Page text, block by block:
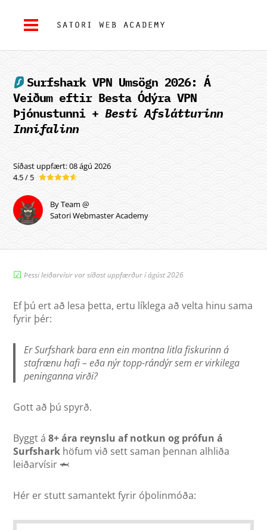
Surfshark VPN Umsögn 2026: Á
Veiðum eftir Besta Ódýra VPN
Þjónustunni +Besti Afslátturinn
Innifalinn
Síðast uppfært: 08 ágú 2026
4.5 / 5
By Team @
Satori Webmaster Academy
☑︎ Þessi leiðarvísir var síðast uppfærður í ágúst 2026
Ef þú ert að lesa þetta, ertu líklega að velta hinu sama
fyrir þér:
Er Surfshark bara enn ein montna litla fiskurinn á
stafrænu hafi – eða nýr topp-rándýr sem er virkilega
peninganna virði?
Gott að þú spyrð.
Byggt á8+ ára reynslu af notkun og prófun á
Surfshark höfum við sett saman þennan alhliða
leiðarvísir 🦈
Hér er stutt samantekt fyrir óþolinmóða: